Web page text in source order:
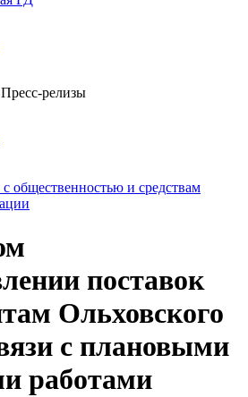
релизы
общественностью и средствам
поставок
Ольховского
с плановыми
работами